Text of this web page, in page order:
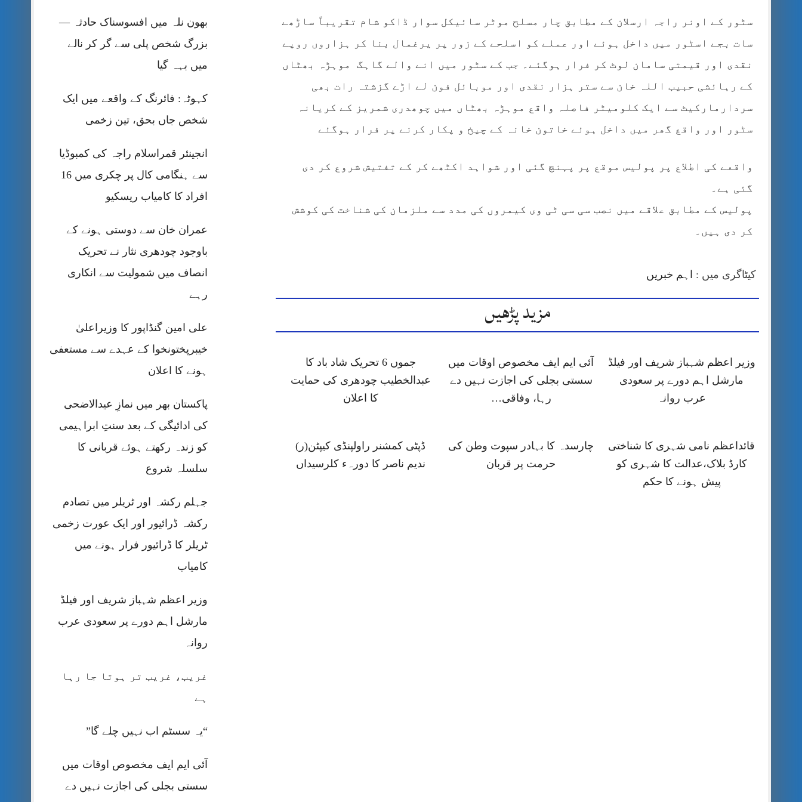
بھون نلہ میں افسوسناک حادثہ —
بزرگ شخص پلی سے گر کر نالے
میں بہہ گیا
کہوٹہ: فائرنگ کے واقعے میں ایک
شخص جاں بحق، تین زخمی
انجینئر قمراسلام راجہ کی کمبوڈیا
سے ہنگامی کال پر چکری میں 16
افراد کا کامیاب ریسکیو
عمران خان سے دوستی ہونے کے
باوجود چودھری نثار نے تحریک
انصاف میں شمولیت سے انکاری
رہے
علی امین گنڈاپور کا وزیراعلیٰ
خیبرپختونخوا کے عہدے سے مستعفی
ہونے کا اعلان
پاکستان بھر میں نمازِ عیدالاضحی
کی ادائیگی کے بعد سنتِ ابراہیمی
کو زندہ رکھتے ہوئے قربانی کا
سلسلہ شروع
جہلم رکشہ اور ٹریلر میں تصادم
رکشہ ڈرائیور اور ایک عورت زخمی
ٹریلر کا ڈرائیور فرار ہونے میں
کامیاب
وزیر اعظم شہباز شریف اور فیلڈ
مارشل اہم دورے پر سعودی عرب
روانہ
غریب، غریب تر ہوتا جا رہا
ہے
“یہ سسٹم اب نہیں چلے گا”
آئی ایم ایف مخصوص اوقات میں
سستی بجلی کی اجازت نہیں دے
سٹور کے اونر راجہ ارسلان کے مطابق چار مسلح موٹر سائیکل سوار ڈاکو شام تقریباً ساڑھے
سات بجے اسٹور میں داخل ہوئے اور عملے کو اسلحے کے زور پر یرغمال بنا کر ہزاروں روپے
نقدی اور قیمتی سامان لوٹ کر فرار ہوگئے۔ جب کے سٹور میں انے والے گاہگ موہڑہ بھٹاں
کے رہائشی حبیب اللہ خان سے ستر ہزار نقدی اور موبائل فون لے اڑے گزشتہ رات بھی
سردارمارکیٹ سے ایک کلومیٹر فاصلہ واقع موہڑہ بھٹاں میں چوھدری شمریز کے کریانہ
سٹور اور واقع گھر میں داخل ہوئے خاتون خانہ کے چیخ و پکار کرنے پر فرار ہوگئے
واقعے کی اطلاع پر پولیس موقع پر پہنچ گئی اور شواہد اکٹھے کر کے تفتیش شروع کر دی
گئی ہے۔
پولیس کے مطابق علاقے میں نصب سی سی ٹی وی کیمروں کی مدد سے ملزمان کی شناخت کی کوشش
کر دی ہیں۔
کیٹاگری میں : اہم خبریں
مزید پڑھیں
وزیر اعظم شہباز شریف اور فیلڈ
مارشل اہم دورے پر سعودی
عرب روانہ
آئی ایم ایف مخصوص اوقات میں
سستی بجلی کی اجازت نہیں دے
رہا، وفاقی…
جموں 6 تحریک شاد باد کا
عبدالخطیب چودھری کی حمایت
کا اعلان
قائداعظم نامی شہری کا شناختی
کارڈ بلاک،عدالت کا شہری کو
پیش ہونے کا حکم
چارسدہ کا بہادر سپوت وطن کی
حرمت پر قربان
ڈپٹی کمشنر راولپنڈی کیپٹن(ر)
ندیم ناصر کا دورہء کلرسیداں